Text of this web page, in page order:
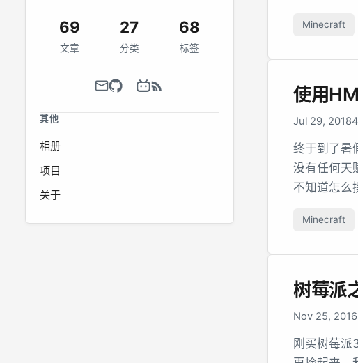
69
文章
27
分类
68
标签
其他
相册
项目
关于
Minecraft
使用
Jul 29, 2018
终于到了暑
没有任何天
不知道怎么
Minecraft
树莓派
Nov 25, 2016
刚买树莓派